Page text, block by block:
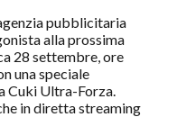
pubblicitaria
alla prossima
28 settembre, ore
una speciale
Cuki Ultra-Forza.
in diretta streaming